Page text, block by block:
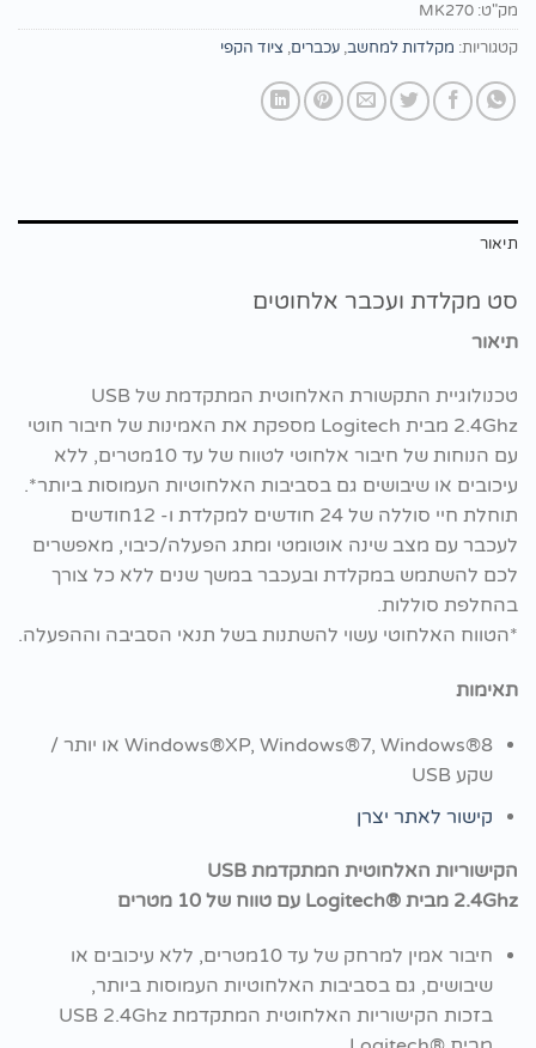
מק"ט: MK270
קטגוריות: מקלדות למחשב, עכברים, ציוד הקפי
תיאור
סט מקלדת ועכבר אלחוטים
תיאור
טכנולוגיית התקשורת האלחוטית המתקדמת של USB
2.4Ghz מבית Logitech מספקת את האמינות של חיבור חוטי
עם הנוחות של חיבור אלחוטי לטווח של עד 10מטרים, ללא
עיכובים או שיבושים גם בסביבות האלחוטיות העמוסות ביותר*.
תוחלת חיי סוללה של 24 חודשים למקלדת ו- 12חודשים
לעכבר עם מצב שינה אוטומטי ומתג הפעלה/כיבוי, מאפשרים
לכם להשתמש במקלדת ובעכבר במשך שנים ללא כל צורך
בהחלפת סוללות.
*הטווח האלחוטי עשוי להשתנות בשל תנאי הסביבה וההפעלה.
תאימות
Windows®XP, Windows®7, Windows®8 או יותר /
שקע USB
קישור לאתר יצרן
הקישוריות האלחוטית המתקדמת USB
2.4Ghz מבית ®Logitech עם טווח של 10 מטרים
חיבור אמין למרחק של עד 10מטרים, ללא עיכובים או
שיבושים, גם בסביבות האלחוטיות העמוסות ביותר,
בזכות הקישוריות האלחוטית המתקדמת USB 2.4Ghz